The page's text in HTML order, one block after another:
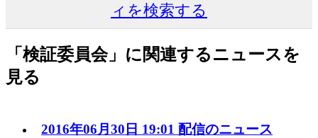
ィを検索する
「検証委員会」に関連するニュースを
見る
2016年06月30日 19:01 配信のニュース